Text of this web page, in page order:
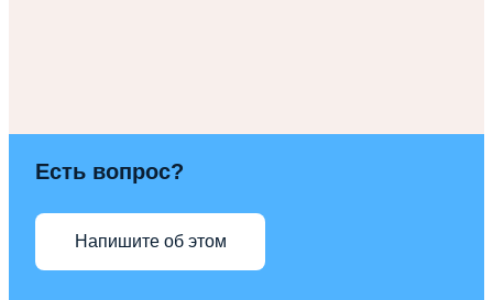
Есть вопрос?
Напишите об этом